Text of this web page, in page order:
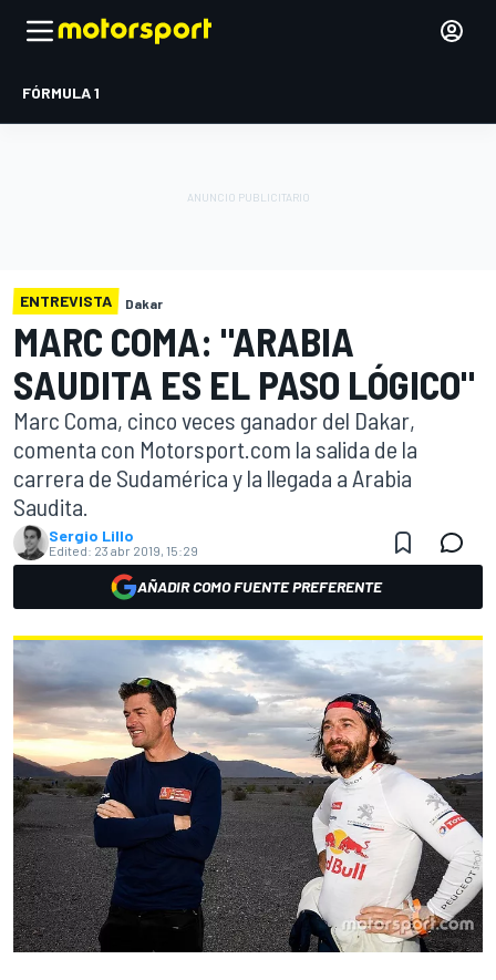
FÓRMULA 1
ENTREVISTA Dakar
MARC COMA: "ARABIA
SAUDITA ES EL PASO LÓGICO"
Marc Coma, cinco veces ganador del Dakar,
comenta con Motorsport.com la salida de la
carrera de Sudamérica y la llegada a Arabia
Saudita.
Sergio Lillo
Edited: 23 abr 2019, 15:29
AÑADIR COMO FUENTE PREFERENTE